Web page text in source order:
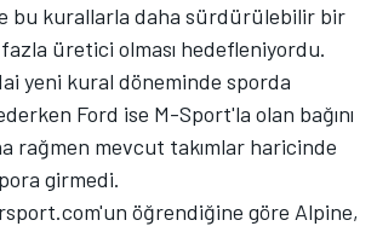
bu kurallarla daha sürdürülebilir bir
üretici olması hedefleniyordu.
yeni kural döneminde sporda
Ford ise M-Sport'la olan bağını
rağmen mevcut takımlar haricinde
girmedi.
öğrendiğine göre Alpine,